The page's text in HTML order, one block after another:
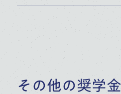
その他の奨学金